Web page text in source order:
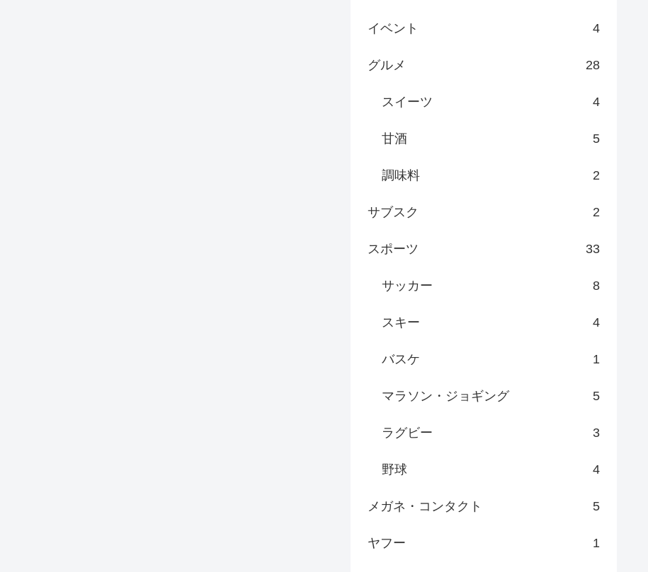
イベント 4
グルメ 28
スイーツ 4
甘酒 5
調味料 2
サブスク 2
スポーツ 33
サッカー 8
スキー 4
バスケ 1
マラソン・ジョギング 5
ラグビー 3
野球 4
メガネ・コンタクト 5
ヤフー 1